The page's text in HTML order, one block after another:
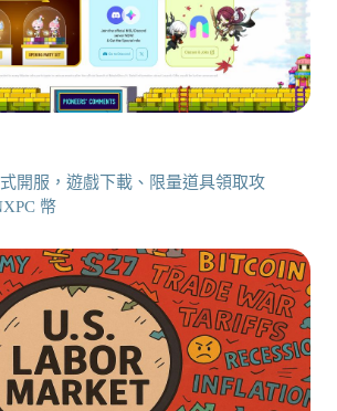
開服，遊戲下載、限量道具領取攻
幣